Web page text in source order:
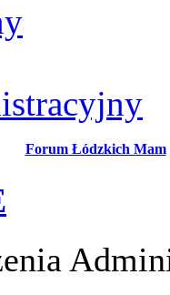
Forum Łódzkich Mam